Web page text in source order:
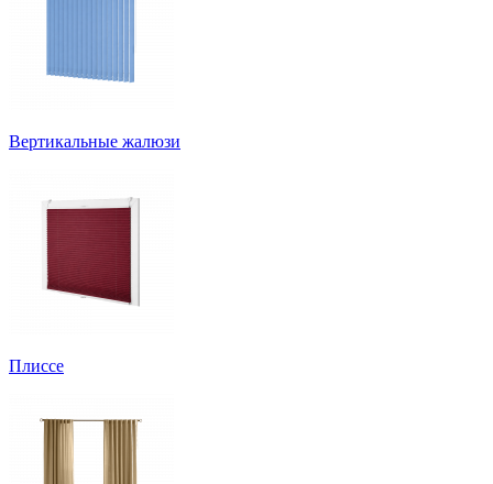
Вертикальные жалюзи
Плиссе